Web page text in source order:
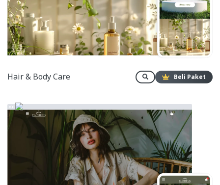
Hair & Body Care Beli Paket